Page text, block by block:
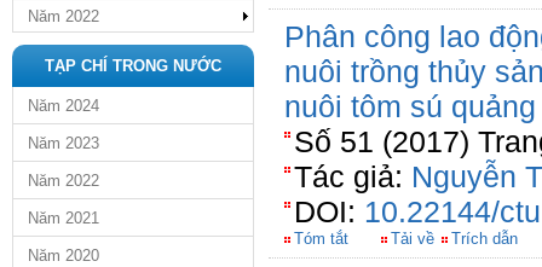
Năm 2022
TẠP CHÍ TRONG NƯỚC
Năm 2024
Năm 2023
Năm 2022
Năm 2021
Năm 2020
Phân công lao
nuôi trồng thủy
nuôi tôm sú
Số 51 (2017)
Tác giả: Nguyễn
DOI: 10.22144/
Tóm tắt Tải về Trích dẫn